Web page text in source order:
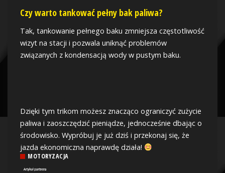
Czy warto tankować pełny bak paliwa?
Tak, tankowanie pełnego baku zmniejsza częstotliwość
wizyt na stacji i pozwala uniknąć problemów
związanych z kondensacją wody w pustym baku.
Dzięki tym trikom możesz znacząco ograniczyć zużycie
paliwa i zaoszczędzić pieniądze, jednocześnie dbając o
środowisko. Wypróbuj je już dziś i przekonaj się, że
jazda ekonomiczna naprawdę działa!
MOTORYZACJA